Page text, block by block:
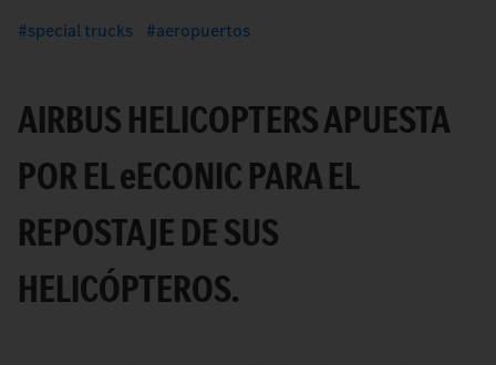
special trucks aeropuertos
AIRBUS HELICOPTERS APUESTA
POR ELeECONIC PARA EL
REPOSTAJE DE SUS
HELICÓPTEROS.